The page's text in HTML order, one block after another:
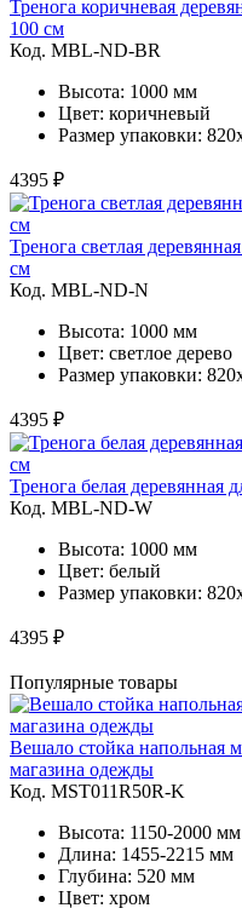
Тренога коричневая
100 см
Код. MBL-ND-BR
Высота: 1000 мм
Цвет: коричневый
Размер упаковки:
4395 ₽
Тренога светлая
см
Код. MBL-ND-N
Высота: 1000 мм
Цвет: светлое дерево
Размер упаковки:
4395 ₽
Тренога белая деревянная
Код. MBL-ND-W
Высота: 1000 мм
Цвет: белый
Размер упаковки:
4395 ₽
Популярные товары
Вешало стойка напольная
магазина одежды
Код. MST011R50R-K
Высота: 1150-2000 мм
Длина: 1455-2215 мм
Глубина: 520 мм
Цвет: хром